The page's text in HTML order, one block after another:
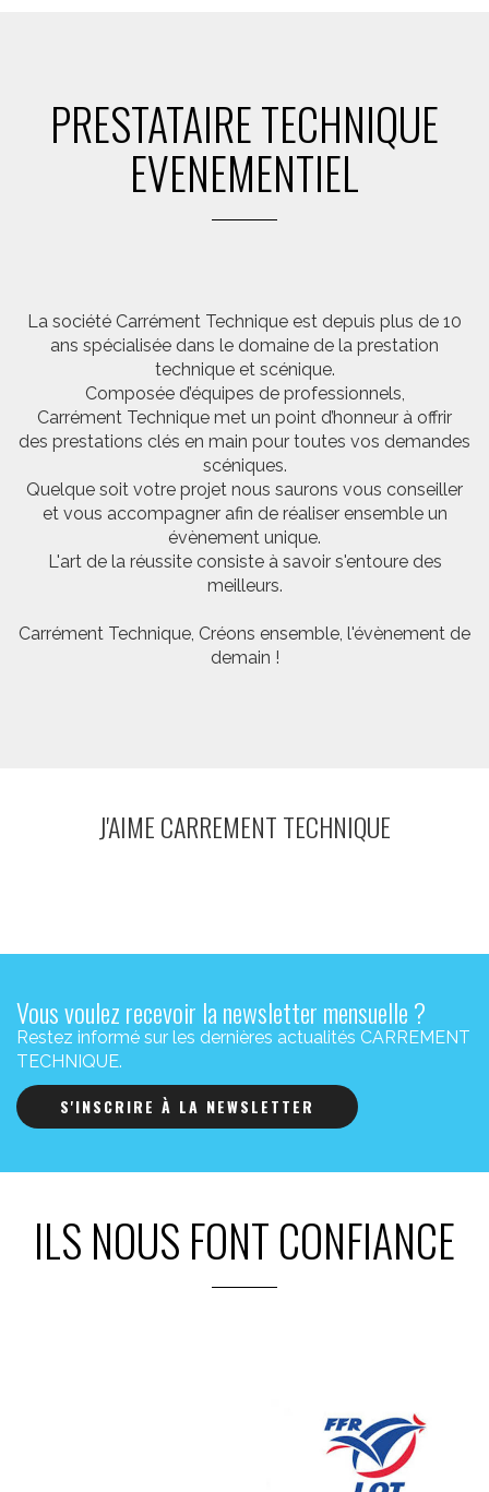
PRESTATAIRE TECHNIQUE
EVENEMENTIEL
La société Carrément Technique est depuis plus de 10
ans spécialisée dans le domaine de la prestation
technique et scénique.
Composée d’équipes de professionnels,
Carrément Technique met un point d’honneur à offrir
des prestations clés en main pour toutes vos demandes
scéniques.
Quelque soit votre projet nous saurons vous conseiller
et vous accompagner afin de réaliser ensemble un
évènement unique.
L'art de la réussite consiste à savoir s'entoure des
meilleurs.
Carrément Technique, Créons ensemble, l'évènement de
demain !
J'AIME CARREMENT TECHNIQUE
Vous voulez recevoir la newsletter mensuelle ?
Restez informé sur les dernières actualités CARREMENT
TECHNIQUE.
S'INSCRIRE À LA NEWSLETTER
ILS NOUS FONT CONFIANCE